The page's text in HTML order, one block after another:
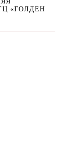
«ГОЛДЕН